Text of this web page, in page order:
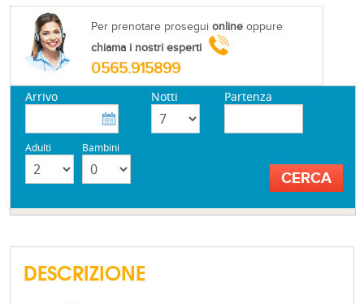
Per prenotare proseguionline oppure
chiama i nostri esperti
0565.915899
Arrivo Notti Partenza
Adulti Bambini
DESCRIZIONE